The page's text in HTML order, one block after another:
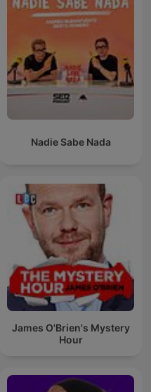
Nadie Sabe Nada
James O'Brien's Mystery
Hour